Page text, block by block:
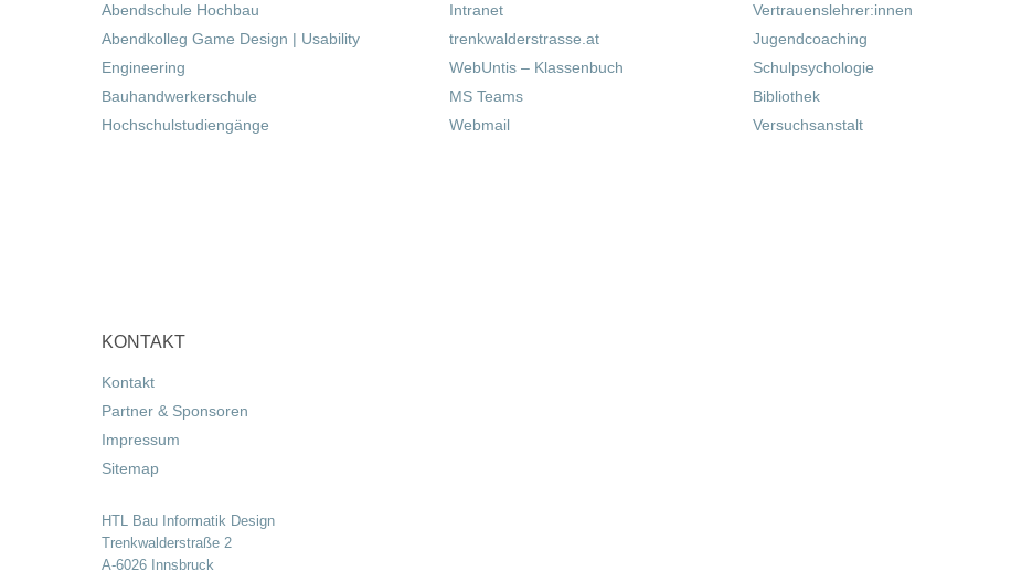
Abendschule Hochbau
Abendkolleg Game Design | Usability
Engineering
Bauhandwerkerschule
Hochschulstudiengänge
Intranet
trenkwalderstrasse.at
WebUntis – Klassenbuch
MS Teams
Webmail
Vertrauenslehrer:innen
Jugendcoaching
Schulpsychologie
Bibliothek
Versuchsanstalt
KONTAKT
Kontakt
Partner & Sponsoren
Impressum
Sitemap
HTL Bau Informatik Design
Trenkwalderstraße 2
A-6026 Innsbruck